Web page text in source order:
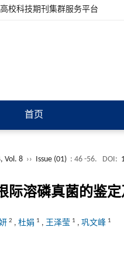
校科技期刊集群服务平台
首页
Vol. 8 ›› Issue (01) : 46 -56. DOI:
际溶磷真菌的鉴
2 , 杜娟 1 , 王泽莹 1 , 巩文峰 1